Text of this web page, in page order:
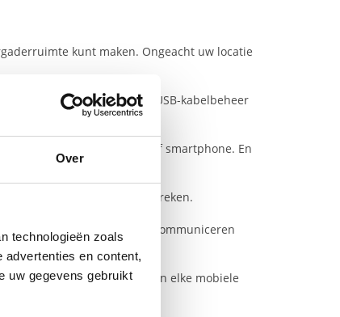
Over
technologieën zoals
advertenties en content,
uw gegevens gebruikt
kunt maken. Ongeacht uw locatie
ontwerp, geïntegreerd
USB-kabelbeheer
met uw pc, tablet of smartphone. En
kunnen horen en spreken.
en krijg de vrijheid om te communiceren
Softphone oplossingen en elke mobiele